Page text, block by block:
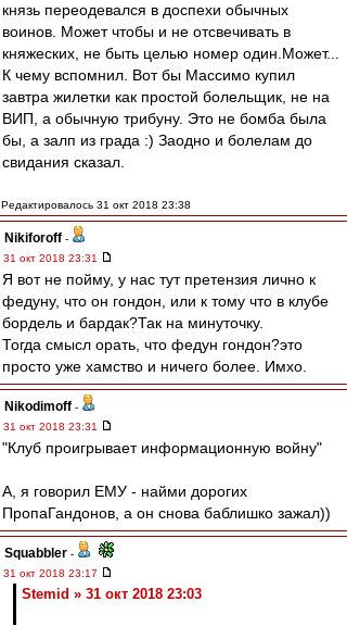
князь переодевался в доспехи обычных
воинов. Может чтобы и не отсвечивать в
княжеских, не быть целью номер один.Может...
К чему вспомнил. Вот бы Массимо купил
завтра жилетки как простой болельщик, не на
ВИП, а обычную трибуну. Это не бомба была
бы, а залп из града :) Заодно и болелам до
свидания сказал.
Редактировалось 31 окт 2018 23:38
Nikiforoff -
31 окт 2018 23:31
Я вот не пойму, у нас тут претензия лично к
федуну, что он гондон, или к тому что в клубе
бордель и бардак?Так на минуточку.
Тогда смысл орать, что федун гондон?это
просто уже хамство и ничего более. Имхо.
Nikodimoff -
31 окт 2018 23:31
"Клуб проигрывает информационную войну"
А, я говорил ЕМУ - найми дорогих
ПропаГандонов, а он снова баблишко зажал))
Squabbler -
31 окт 2018 23:17
Stemid » 31 окт 2018 23:03